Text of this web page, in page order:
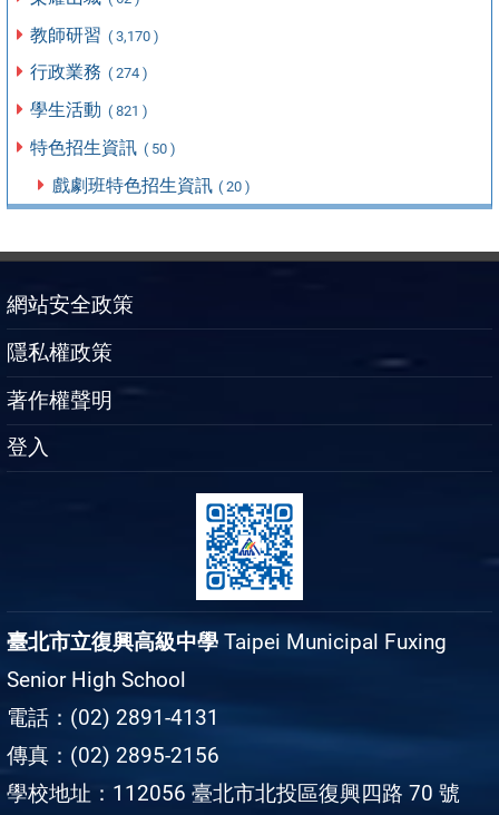
教師研習 ( 3,170 )
行政業務 ( 274 )
學生活動 ( 821 )
特色招生資訊 ( 50 )
戲劇班特色招生資訊 ( 20 )
網站安全政策
隱私權政策
著作權聲明
登入
臺北市立復興高級中學 Taipei Municipal Fuxing
Senior High School
電話：(02) 2891-4131
傳真：(02) 2895-2156
學校地址：112056 臺北市北投區復興四路 70 號